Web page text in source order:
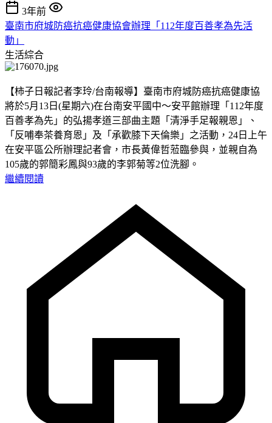
3年前
臺南市府城防癌抗癌健康協會辦理「112年度百善孝為先活
動」
生活綜合
【柿子日報記者李玲/台南報導】臺南市府城防癌抗癌健康協
將於5月13日(星期六)在台南安平國中〜安平館辦理「112年度
百善孝為先」的弘揚孝道三部曲主題「清淨手足報親恩」、
「反哺奉茶養育恩」及「承歡膝下天倫樂」之活動，24日上午
在安平區公所辦理記者會，市長黃偉哲蒞臨參與，並親自為
105歲的郭簡彩鳳與93歲的李郭菊等2位洗腳。
繼續閱讀